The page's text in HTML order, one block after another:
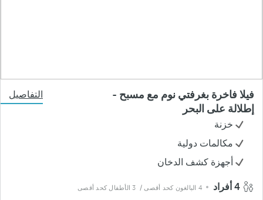
فيلا فاخرة بغرفتي نوم مع مسبح -
إطلالة على البحر
التفاصيل
خزنة
مكالمات دولية
أجهزة كشف الدخان
4 البالغون كحد أقصى / 3 الأطفال كحد أقصى